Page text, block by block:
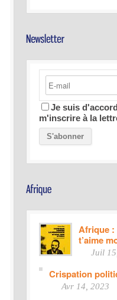
Je suis
m'inscrire à la
Afrique :
t’aime
Juil
Crispation
Avr 14, 2023